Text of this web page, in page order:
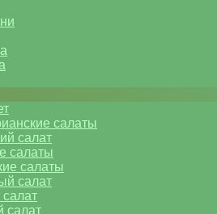
салаты
салат
салаты
салаты
салат
салат